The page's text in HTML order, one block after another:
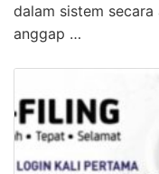
dalam sistem
anggap …